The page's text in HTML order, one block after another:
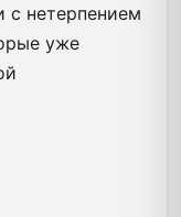
с нетерпением
уже